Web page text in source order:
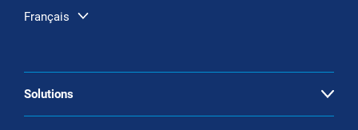
Français
Solutions Open